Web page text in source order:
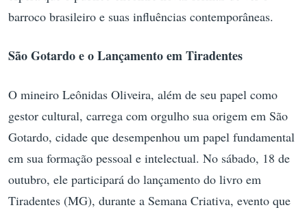
barroco brasileiro e suas influências contemporâneas.
São Gotardo e o Lançamento em Tiradentes
O mineiro Leônidas Oliveira, além de seu papel como
gestor cultural, carrega com orgulho sua origem em São
Gotardo, cidade que desempenhou um papel fundamental
em sua formação pessoal e intelectual. No sábado, 18 de
outubro, ele participará do lançamento do livro em
Tiradentes (MG), durante a Semana Criativa, evento que